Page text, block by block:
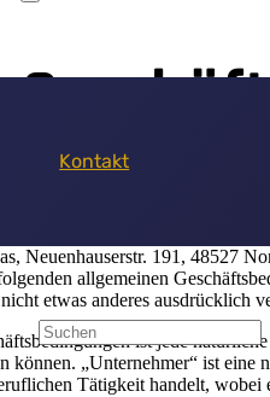
Kontakt
Neuenhauserstr. 191, 48527
allgemeinen
etwas anderes ausdrücklich
ist jede
„Unternehmer“ ist eine
Tätigkeit handelt, wobei